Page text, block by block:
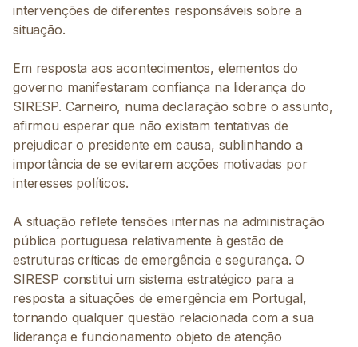
intervenções de diferentes responsáveis sobre a
situação.
Em resposta aos acontecimentos, elementos do
governo manifestaram confiança na liderança do
SIRESP. Carneiro, numa declaração sobre o assunto,
afirmou esperar que não existam tentativas de
prejudicar o presidente em causa, sublinhando a
importância de se evitarem acções motivadas por
interesses políticos.
A situação reflete tensões internas na administração
pública portuguesa relativamente à gestão de
estruturas críticas de emergência e segurança. O
SIRESP constitui um sistema estratégico para a
resposta a situações de emergência em Portugal,
tornando qualquer questão relacionada com a sua
liderança e funcionamento objeto de atenção